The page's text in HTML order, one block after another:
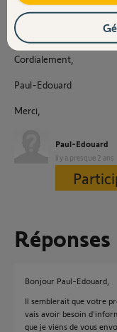
Je vous souhaite une
aidera la communauté
Cordialement,
Paul-Edouard
Merci,
Paul-Edouard
il y a presque 2 ans
Réponses
Bonjour Paul-Edouard,
Il semblerait que votre
vais avoir besoin
que je viens de vous